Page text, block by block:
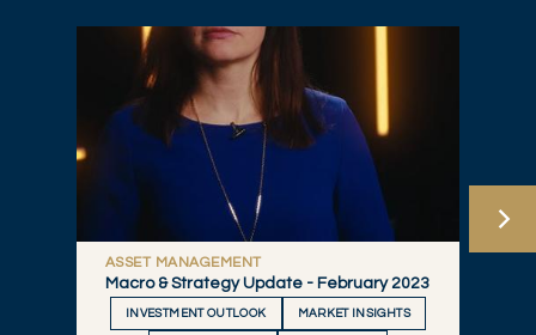
ASSET MANAGEMENT
Macro & Strategy Update - February 2023
INVESTMENT OUTLOOK MARKET INSIGHTS